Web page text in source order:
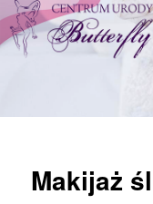
Przeskocz
do
tekstu
Centrum
Tylko od Ciebie zależy
pomożemy…
Makijaż